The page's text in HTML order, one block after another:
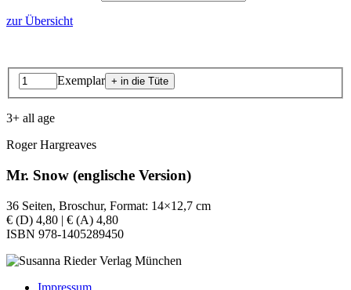
zur Übersicht
Exemplar
3+ all age
Roger Hargreaves
Mr. Snow (englische Version)
36 Seiten, Broschur, Format: 14×12,7 cm
€ (D) 4,80 | € (A) 4,80
ISBN 978-1405289450
Impressum